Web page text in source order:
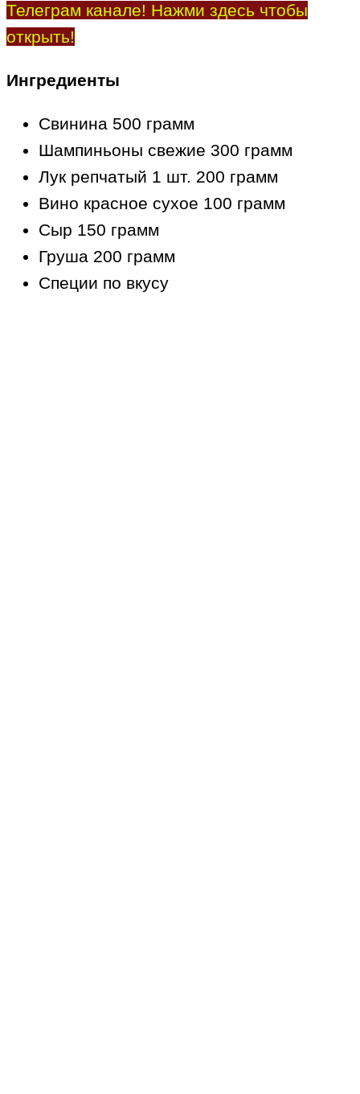
Телеграм канале! Нажми здесь чтобы
открыть!
Ингредиенты
Свинина 500 грамм
Шампиньоны свежие 300 грамм
Лук репчатый 1 шт. 200 грамм
Вино красное сухое 100 грамм
Сыр 150 грамм
Груша 200 грамм
Специи по вкусу